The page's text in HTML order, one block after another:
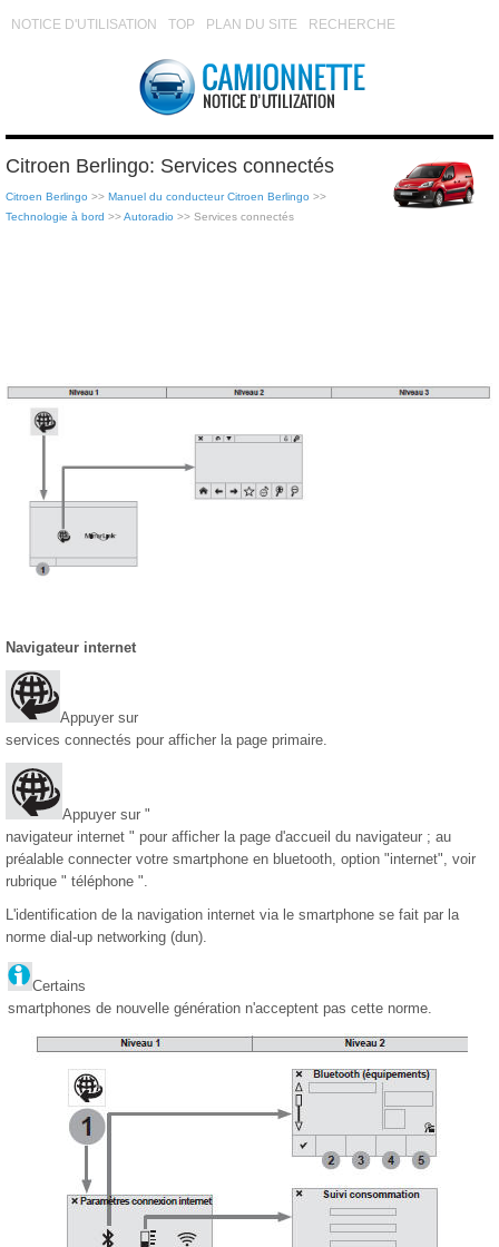
NOTICE D'UTILISATION TOP PLAN DU SITE RECHERCHE
Citroen Berlingo: Services connectés
Citroen Berlingo >> Manuel du conducteur Citroen Berlingo >>
Technologie à bord >>Autoradio >> Services connectés
Navigateur internet
Appuyer sur
services connectés pour afficher la page primaire.
Appuyer sur "
navigateur internet " pour afficher la page d'accueil du navigateur ; au
préalable connecter votre smartphone en bluetooth, option "internet", voir
rubrique " téléphone ".
L'identification de la navigation internet via le smartphone se fait par la
norme dial-up networking (dun).
Certains
smartphones de nouvelle génération n'acceptent pas cette norme.